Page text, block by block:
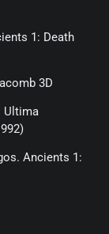
1: Death
3D
Ultima
Ancients 1: